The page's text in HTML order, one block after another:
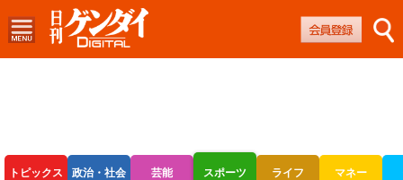
トピックス 政治・社会 芸能 スポーツ ライフ マネー